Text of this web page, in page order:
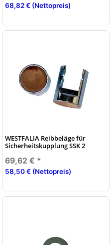
68,82 € (Nettopreis)
WESTFALIA Reibbeläge für
Sicherheitskupplung SSK 2
69,62 € *
58,50 € (Nettopreis)